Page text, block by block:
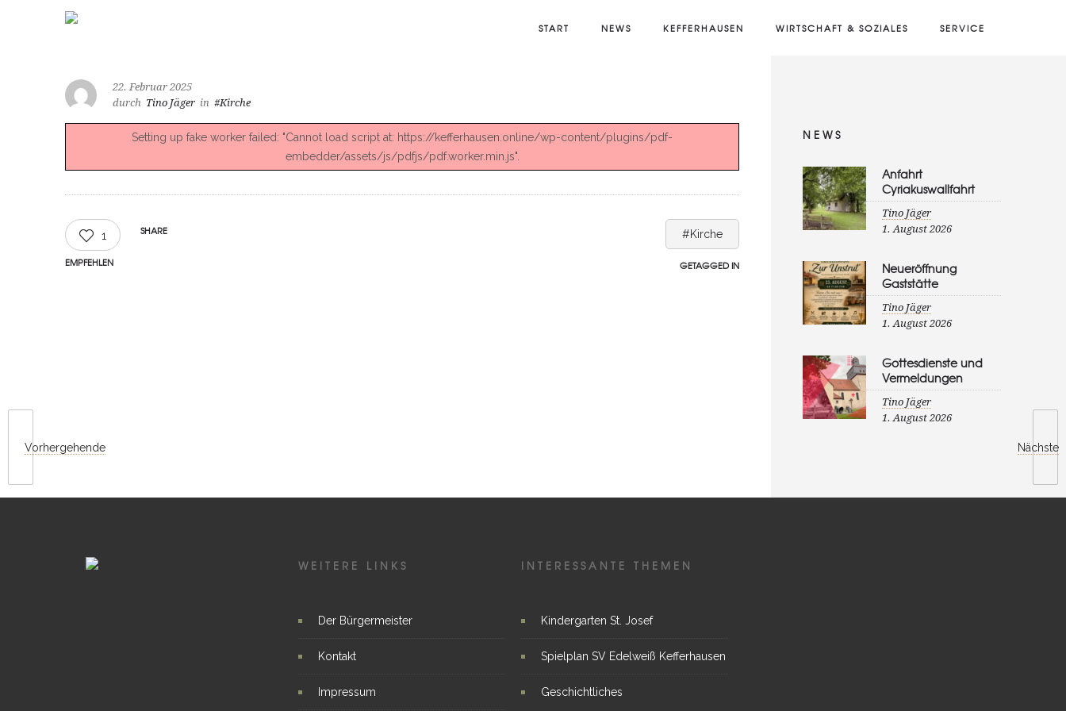
START NEWS KEFFERHAUSEN WIRTSCHAFT & SOZIALES SERVICE
Vorhergehende Nächste
22. Februar 2025
durch Tino Jäger in #Kirche
Setting up fake worker failed: "Cannot load script at: https://kefferhausen.online/wp-content/plugins/pdf-
embedder/assets/js/pdfjs/pdf.worker.min.js".
1
EMPFEHLEN
SHARE #Kirche
GETAGGED IN
NEWS
Anfahrt
Cyriakuswallfahrt
Tino Jäger
1. August 2026
Neueröffnung
Gaststätte
Tino Jäger
1. August 2026
Gottesdienste und
Vermeldungen
Tino Jäger
1. August 2026
WEITERE LINKS
Der Bürgermeister
Kontakt
Impressum
INTERESSANTE THEMEN
Kindergarten St. Josef
Spielplan SV Edelweiß Kefferhausen
Geschichtliches